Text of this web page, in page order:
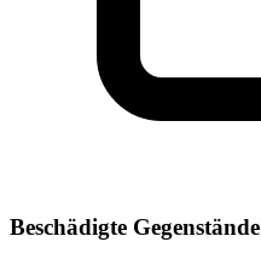
Beschädigte Gegenstände